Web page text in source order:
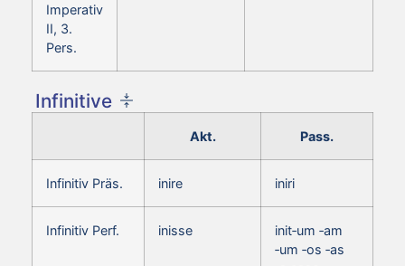
Imperativ
II, 3.
Pers.
Infinitive
Akt. Pass.
Infinitiv Präs. inire iniri
Infinitiv Perf. inisse
init‑um ‑am
‑um ‑os ‑as